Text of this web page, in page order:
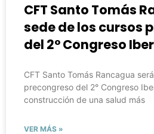
CFT Santo Tomás
sede de los cursos
del 2° Congreso
CFT Santo Tomás Rancagua
precongreso del 2° Congreso
construcción de una salud más
VER MÁS »